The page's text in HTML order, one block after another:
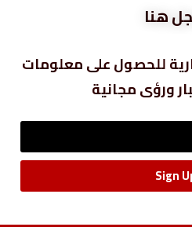
هنا
للحصول على معلومات
ورؤى مجانية
Sign